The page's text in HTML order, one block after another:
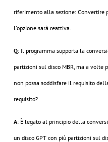
riferimento alla sezione: Convertire
l'opzione sarà reattiva.
Q: Il programma supporta la
partizioni sul disco MBR, ma a volte
non possa soddisfare il requisito
requisito?
A: È legato al principio della
un disco GPT con più partizioni sul